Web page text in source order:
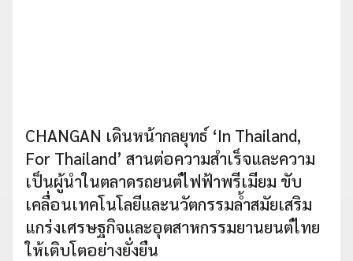
CHANGAN เดินหน้ากลยุทธ์ ‘In Thailand,
For Thailand’ สานต่อความสำเร็จและความ
เป็นผู้นำในตลาดรถยนต์ไฟฟ้าพรีเมียม ขับ
เคลื่อนเทคโนโลยีและนวัตกรรมล้ำสมัยเสริม
แกร่งเศรษฐกิจและอุตสาหกรรมยานยนต์ไทย
ให้เติบโตอย่างยั่งยืน